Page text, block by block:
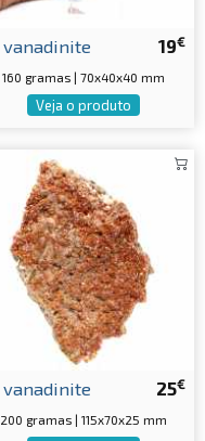
19€
vanadinite
160 gramas | 70x40x40 mm
Veja o produto
25€
vanadinite
200 gramas | 115x70x25 mm